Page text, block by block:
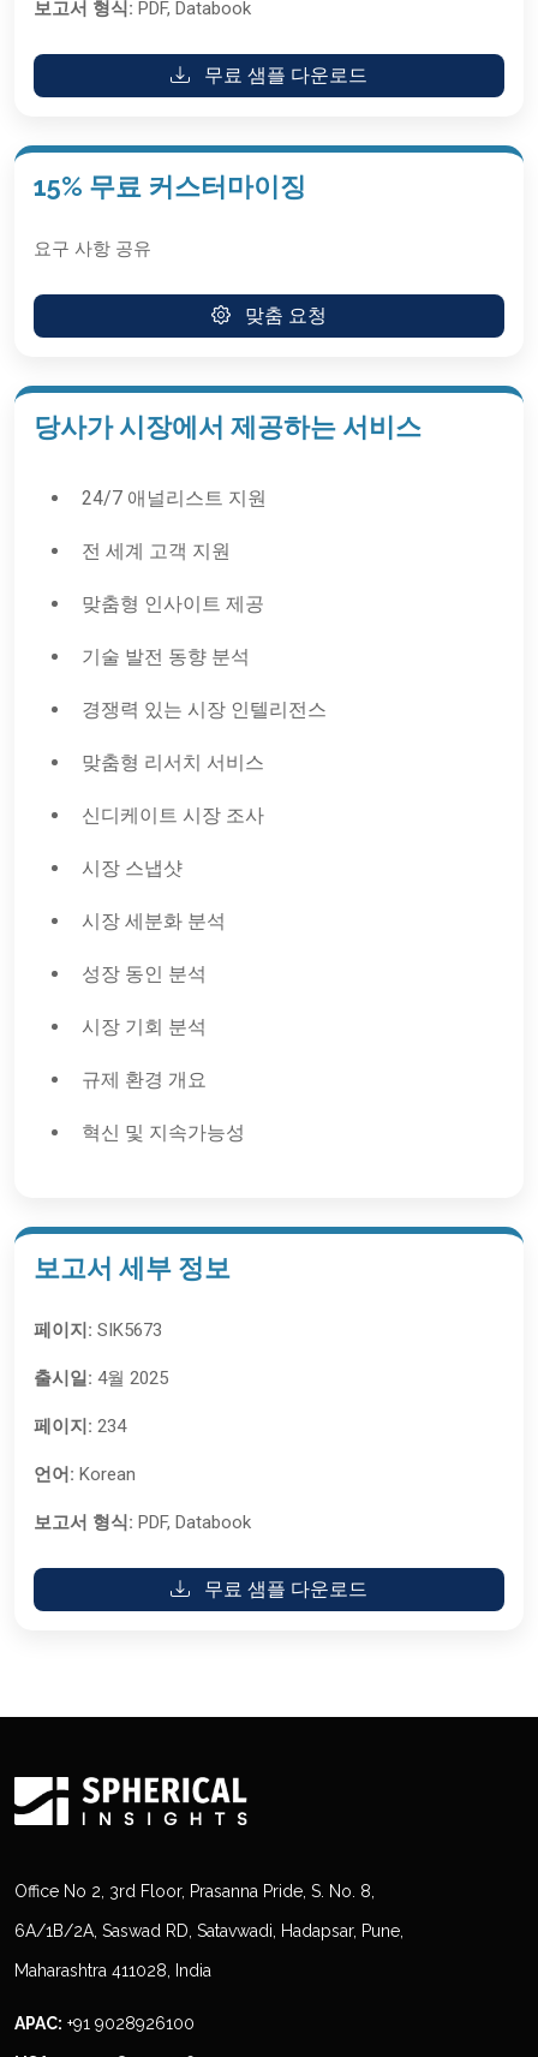
보고서 형식: PDF, Databook
무료 샘플 다운로드
15% 무료 커스터마이징
요구 사항 공유
맞춤 요청
당사가 시장에서 제공하는 서비스
24/7 애널리스트 지원
전 세계 고객 지원
맞춤형 인사이트 제공
기술 발전 동향 분석
경쟁력 있는 시장 인텔리전스
맞춤형 리서치 서비스
신디케이트 시장 조사
시장 스냅샷
시장 세분화 분석
성장 동인 분석
시장 기회 분석
규제 환경 개요
혁신 및 지속가능성
보고서 세부 정보
페이지: SIK5673
출시일: 4월 2025
페이지: 234
언어: Korean
보고서 형식: PDF, Databook
무료 샘플 다운로드
Office No 2, 3rd Floor, Prasanna Pride, S. No. 8,
6A/1B/2A, Saswad RD, Satavwadi, Hadapsar, Pune,
Maharashtra 411028, India
APAC: +91 9028926100